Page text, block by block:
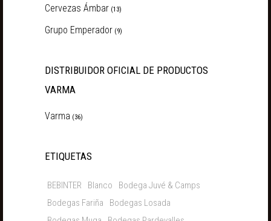
Cervezas Ámbar (13)
Grupo Emperador (9)
DISTRIBUIDOR OFICIAL DE PRODUCTOS
VARMA
Varma (36)
ETIQUETAS
BEBINTER Blanco
Bodega Juvé & Camps
Bodegas Fariña
Bodegas Losada